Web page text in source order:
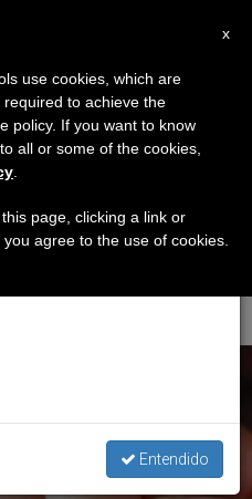
‘50
Humanae
×
haremos la pausa
el periodo de verano
y también el
Entendido
x
use cookies, which are
to achieve the
policy. If you want to know
all or some of the cookies,
page, clicking a link or
agree to the use of cookies.